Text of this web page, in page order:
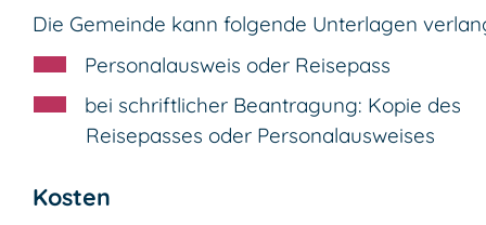
Die Gemeinde kann folgende Unterlagen
Personalausweis oder Reisepass
bei schriftlicher Beantragung: Kopie des
Reisepasses oder Personalausweises
Kosten